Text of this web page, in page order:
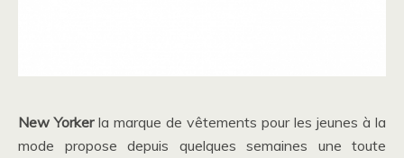
New Yorkerla marque de vêtements pour les jeunes à la
mode propose depuis quelques semaines une toute